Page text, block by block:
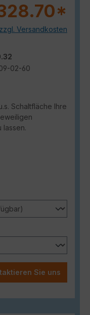
Versandkosten
02-60
Schaltfläche Ihre
lassen.
Sie uns